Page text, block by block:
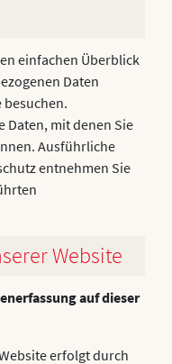
einfachen Überblick
Daten
besuchen.
Daten, mit denen Sie
Ausführliche
entnehmen Sie
Website
auf dieser
erfolgt durch